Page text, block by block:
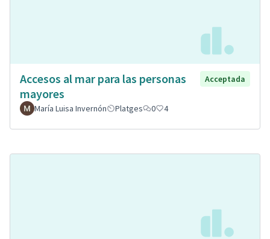
Accesos al mar para las personas
mayores
Acceptada
María Luisa Invernón Platges 0 4